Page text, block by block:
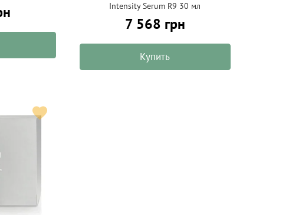
Intensity Serum R9 30 мл
7 568 грн
Купить